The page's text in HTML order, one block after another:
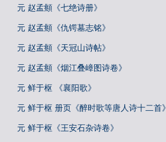
元 赵孟頫《七绝诗册》
元 赵孟頫《仇锷墓志铭》
元 赵孟頫《天冠山诗帖》
元 赵孟頫《烟江叠嶂图诗卷》
元 鲜于枢 《襄阳歌》
元 鲜于枢 册页《醉时歌等唐人诗十二首》
元 鲜于枢《王安石杂诗卷》